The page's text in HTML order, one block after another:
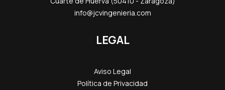
info@jcvingenieria.com
LEGAL
Aviso Legal
Política de Privacidad